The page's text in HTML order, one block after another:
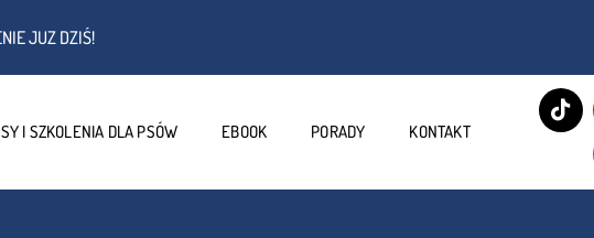
JUZ DZIŚ!
I SZKOLENIA DLA PSÓW EBOOK PORADY KONTAKT